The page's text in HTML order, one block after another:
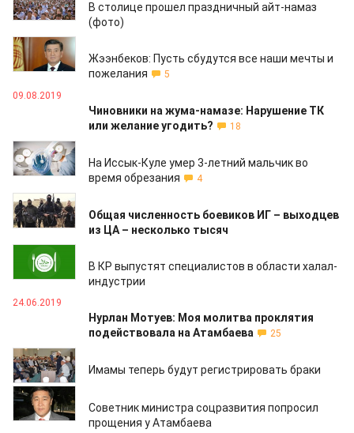
В столице прошел праздничный айт-намаз
(фото)
11.08.2019
Жээнбеков: Пусть сбудутся все наши мечты и
пожелания
5
09.08.2019
Чиновники на жума-намазе: Нарушение ТК
или желание угодить?
18
25.06.2019
На Иссык-Куле умер 3-летний мальчик во
время обрезания
4
25.06.2019
Общая численность боевиков ИГ – выходцев
из ЦА – несколько тысяч
25.06.2019
В КР выпустят специалистов в области халал-
индустрии
24.06.2019
Нурлан Мотуев: Моя молитва проклятия
подействовала на Атамбаева
25
12.06.2019
Имамы теперь будут регистрировать браки
28.05.2019
Советник министра соцразвития попросил
прощения у Атамбаева